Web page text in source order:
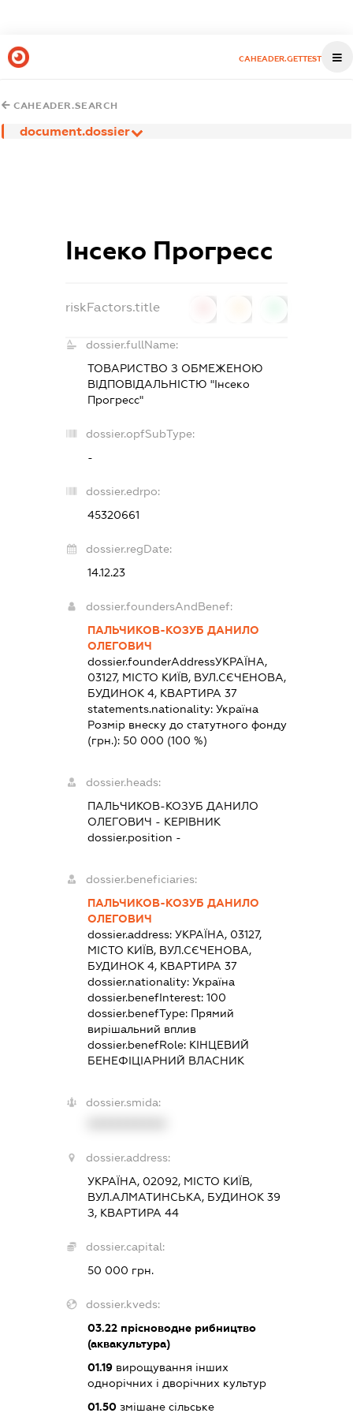
CAHEADER.GETTEST
CAHEADER.SEARCH
document.dossier
Інсеко Прогресс
riskFactors.title
dossier.fullName:
ТОВАРИСТВО З ОБМЕЖЕНОЮ
ВІДПОВІДАЛЬНІСТЮ "Інсеко
Прогресс"
dossier.opfSubType:
-
dossier.edrpo:
45320661
dossier.regDate:
14.12.23
dossier.foundersAndBenef:
ПАЛЬЧИКОВ-КОЗУБ ДАНИЛО
ОЛЕГОВИЧ
dossier.founderAddressУКРАЇНА,
03127, МІСТО КИЇВ, ВУЛ.СЄЧЕНОВА,
БУДИНОК 4, КВАРТИРА 37
statements.nationality: Україна
Розмір внеску до статутного фонду
(грн.): 50 000 (100 %)
dossier.heads:
ПАЛЬЧИКОВ-КОЗУБ ДАНИЛО
ОЛЕГОВИЧ - КЕРІВНИК
dossier.position -
dossier.beneficiaries:
ПАЛЬЧИКОВ-КОЗУБ ДАНИЛО
ОЛЕГОВИЧ
dossier.address: УКРАЇНА, 03127,
МІСТО КИЇВ, ВУЛ.СЄЧЕНОВА,
БУДИНОК 4, КВАРТИРА 37
dossier.nationality: Україна
dossier.benefInterest: 100
dossier.benefType: Прямий
вирішальний вплив
dossier.benefRole: КІНЦЕВИЙ
БЕНЕФІЦІАРНИЙ ВЛАСНИК
dossier.smida:
dossier.address:
УКРАЇНА, 02092, МІСТО КИЇВ,
ВУЛ.АЛМАТИНСЬКА, БУДИНОК 39
З, КВАРТИРА 44
dossier.capital:
50 000 грн.
dossier.kveds:
03.22прісноводне рибництво
(аквакультура)
01.19вирощування інших
однорічних і дворічних культур
01.50змішане сільське